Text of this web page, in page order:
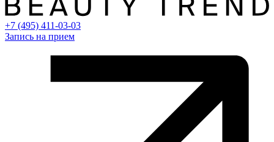
+7 (495) 411-03-03
Запись на прием